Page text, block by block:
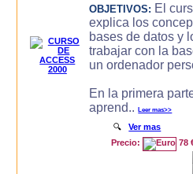
OBJETIVOS: El
explica los
bases de datos y
trabajar con la
un ordenador
En la primera
aprend..Leer mas>>
🔍Ver mas
Precio:
78